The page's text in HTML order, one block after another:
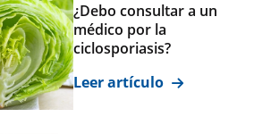
¿Debo consultar a un
médico por la
ciclosporiasis?
Leer artículo